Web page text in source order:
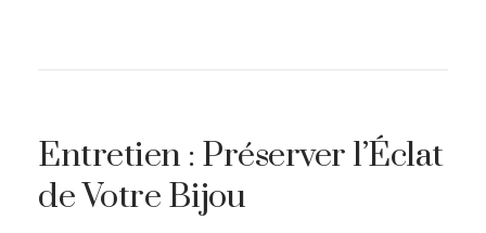
Entretien : Préserver l’Éclat
de Votre Bijou